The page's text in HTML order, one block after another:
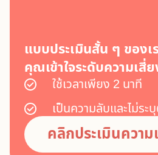
แบบประเมินสั้น ๆ ของเ
คุณเข้าใจระดับความเสี่
ใช้เวลาเพียง 2 นาที
เป็นความลับและไม่ระ
คลิกประเมินความ